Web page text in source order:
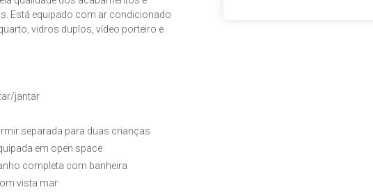
Está equipado com ar condicionado
vidros duplos, vídeo porteiro e
jantar
separada para duas crianças
em open space
completa com banheira
vista mar